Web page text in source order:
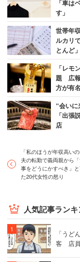
「車は
す」
世帯年
ルカリ
とんど」
「レモ
題 広報
方が有
“会い
「出
店
「私のほうが年収高い
夫の転勤で義両親から
事をどうにかすべき」
た20代女性の怒り
人気記事ラン
「うど
客 店員